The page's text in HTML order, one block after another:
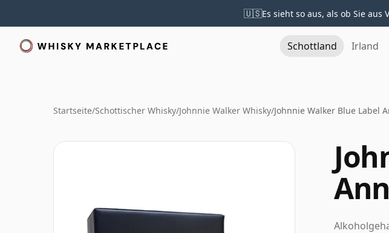
🇺🇸Es sieht so aus, als ob Sie aus
Schottland Irland
Startseite/Schottischer Whisky/Johnnie Walker Whisky/Johnnie Walker Blue Label